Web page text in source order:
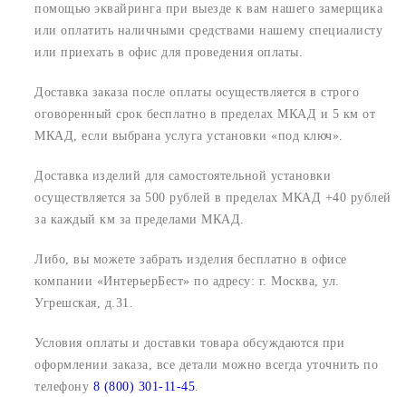
помощью эквайринга при выезде к вам нашего замерщика
или оплатить наличными средствами нашему специалисту
или приехать в офис для проведения оплаты.
Доставка заказа после оплаты осуществляется в строго
оговоренный срок бесплатно в пределах МКАД и 5 км от
МКАД, если выбрана услуга установки «под ключ».
Доставка изделий для самостоятельной установки
осуществляется за 500 рублей в пределах МКАД +40 рублей
за каждый км за пределами МКАД.
Либо, вы можете забрать изделия бесплатно в офисе
компании «ИнтерьерБест» по адресу: г. Москва, ул.
Угрешская, д.31.
Условия оплаты и доставки товара обсуждаются при
оформлении заказа, все детали можно всегда уточнить по
телефону 8 (800) 301-11-45